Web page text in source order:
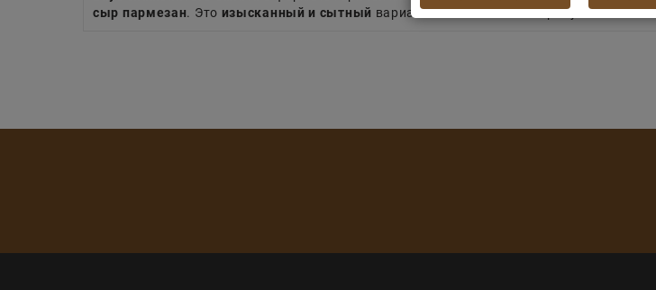
сыр пармезан. Это изысканный и сытный вариант классического перекуса.